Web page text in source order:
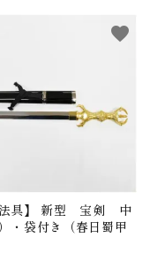
法具】 新型 宝剣 中
）・袋付き（春日蜀甲
favorite